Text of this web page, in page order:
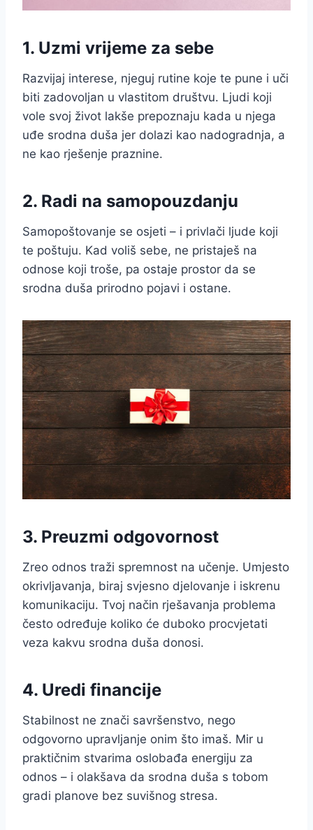
1. Uzmi vrijeme za sebe
Razvijaj interese, njeguj rutine koje te pune i uči
biti zadovoljan u vlastitom društvu. Ljudi koji
vole svoj život lakše prepoznaju kada u njega
uđe srodna duša jer dolazi kao nadogradnja, a
ne kao rješenje praznine.
2. Radi na samopouzdanju
Samopoštovanje se osjeti – i privlači ljude koji
te poštuju. Kad voliš sebe, ne pristaješ na
odnose koji troše, pa ostaje prostor da se
srodna duša prirodno pojavi i ostane.
3. Preuzmi odgovornost
Zreo odnos traži spremnost na učenje. Umjesto
okrivljavanja, biraj svjesno djelovanje i iskrenu
komunikaciju. Tvoj način rješavanja problema
često određuje koliko će duboko procvjetati
veza kakvu srodna duša donosi.
4. Uredi financije
Stabilnost ne znači savršenstvo, nego
odgovorno upravljanje onim što imaš. Mir u
praktičnim stvarima oslobađa energiju za
odnos – i olakšava da srodna duša s tobom
gradi planove bez suvišnog stresa.